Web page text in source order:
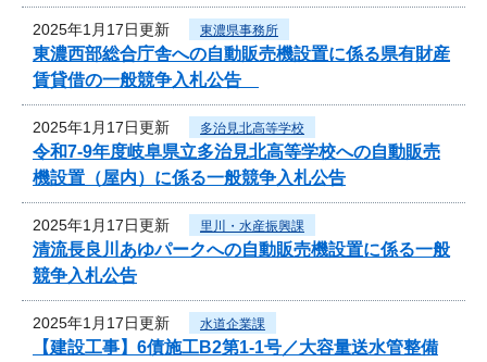
2025年1月17日更新 東濃県事務所
東濃西部総合庁舎への自動販売機設置に係る県有財産
賃貸借の一般競争入札公告
2025年1月17日更新 多治見北高等学校
令和7‐9年度岐阜県立多治見北高等学校への自動販売
機設置（屋内）に係る一般競争入札公告
2025年1月17日更新 里川・水産振興課
清流長良川あゆパークへの自動販売機設置に係る一般
競争入札公告
2025年1月17日更新 水道企業課
【建設工事】6債施工B2第1-1号／大容量送水管整備